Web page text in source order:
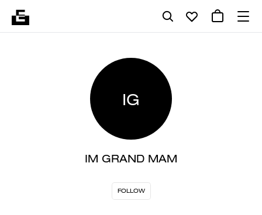
IG
IM GRAND MAM
FOLLOW